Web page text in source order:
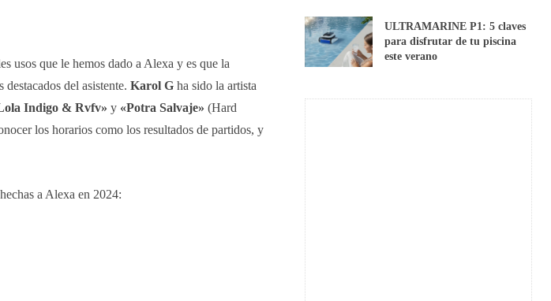
usos que le hemos dado a Alexa y es que la
del asistente. Karol G ha sido la artista
Indigo & Rvfv» y «Potra Salvaje» (Hard
los horarios como los resultados de partidos, y
a Alexa en 2024:
ULTRAMARINE P1: 5 claves
para disfrutar de tu piscina
este verano